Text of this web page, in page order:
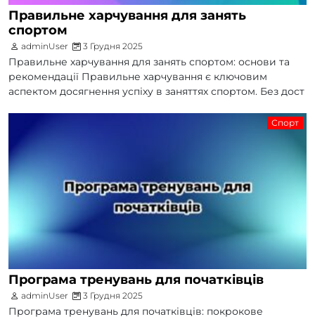
Правильне харчування для занять
спортом
adminUser 3 Грудня 2025
Правильне харчування для занять спортом: основи та
рекомендації Правильне харчування є ключовим
аспектом досягнення успіху в заняттях спортом. Без дост
Спорт
Програма тренувань для початківців
adminUser 3 Грудня 2025
Програма тренувань для початківців: покрокове